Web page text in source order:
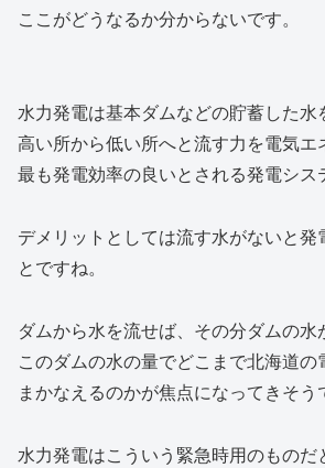
ここがどうなるか分からないです。
水力発電は基本ダムなどの貯蓄した水
高い所から低い所へと流す力を電気エ
最も発電効率の良いとされる発電シス
デメリットとしては流す水がないと発
とですね。
ダムから水を流せば、その分ダムの水
このダムの水の量でどこまで北海道の
まかなえるのかが焦点になってきそう
水力発電はこういう緊急時用のものだ